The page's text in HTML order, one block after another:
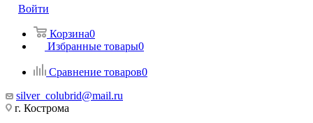
Войти
Корзина0
Избранные товары0
Сравнение товаров0
silver_colubrid@mail.ru
г. Кострома